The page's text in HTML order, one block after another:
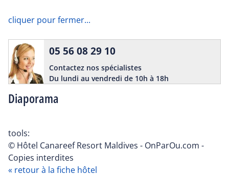
cliquer pour fermer...
Diaporama
05 56 08 29 10
Contactez nos spécialistes
Du lundi au vendredi de 10h à 18h
tools:
© Hôtel Canareef Resort Maldives - OnParOu.com -
Copies interdites
« retour à la fiche hôtel